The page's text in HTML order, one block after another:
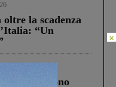
la scadenza
“Un
cui morirono
×